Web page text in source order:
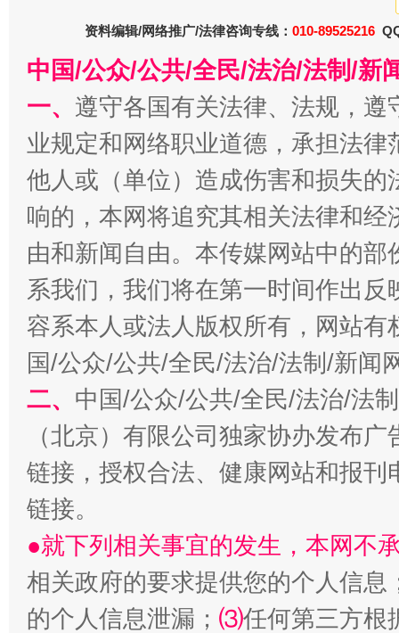
在谋一域中谋全局
今
习近平的博鳌关键词
魏明亮
“刷贴”乱象丛生
生
资料编辑/网络推广/法律咨询专线： 010-89525216
中国/公众/公共/全民/法治/法制/新
一、 遵守各国有关法律、法规，
业规定和网络职业道德，承担法
他人或（单位）造成伤害和损失
响的，本网将追究其相关法律和
由和新闻自由。本传媒网站中的
系我们，我们将在第一时间作出
容系本人或法人版权所有，网站
国/公众/公共/全民/法治/法制/新闻
二、 中国/公众/公共/全民/法治/法
（北京）有限公司独家协办发布
链接，授权合法、健康网站和报
链接。
●就下列相关事宜的发生，本网不
相关政府的要求提供您的个人信息
的个人信息泄漏； ⑶任何第三方根